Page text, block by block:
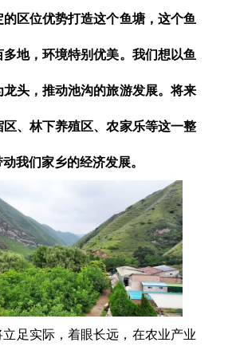
区位优势打造这个鱼塘，这个鱼
地，环境特别优美。我们想以鱼
头，推动池沟的旅游发展。将来
、林下养殖区、农家乐等这一整
我们家乡的经济发展。
立足实际，着眼长远，在农业产业